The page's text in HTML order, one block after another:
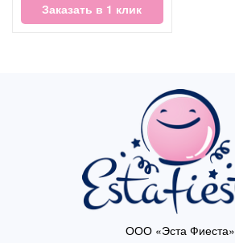
Заказать в 1 клик
ООО «Эста Фиеста»